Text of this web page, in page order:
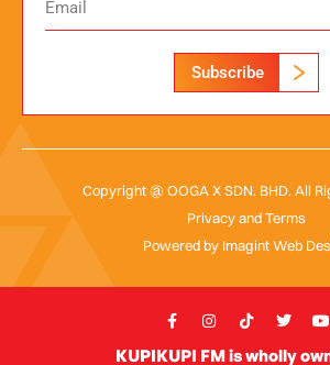
Subscribe
Copyright @ OOGA X SDN. BHD. All
Privacy and Terms
Powered by Imagint Web
KUPIKUPI FM is wholly